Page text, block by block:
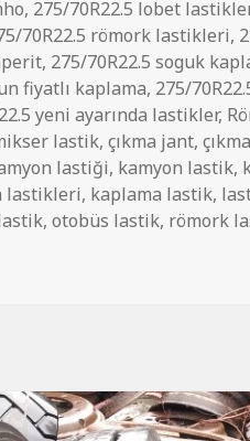
, 275/70R22.5 lobet
70R22.5 römork lastikleri,
, 275/70R22.5 soguk
fiyatlı kaplama, 275/
yeni ayarında lastikler,
lastik,çıkma jant,
lastiği, kamyon lastik,
lastikleri, kaplama lastik,
,otobüs lastik, römork
EL ÇIKMA OTOBÜS VE